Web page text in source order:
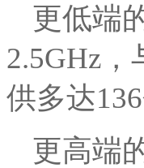
更低端
2.5GHz
供多达
更高端